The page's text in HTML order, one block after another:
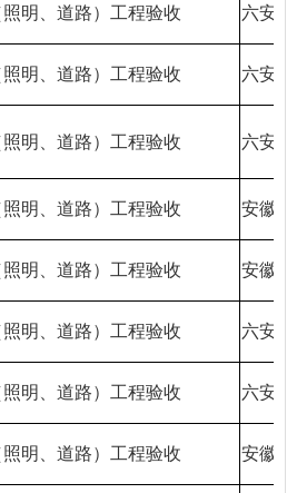
明、道路）工程验收 六安
明、道路）工程验收 六安
明、道路）工程验收 六安
明、道路）工程验收 安徽
明、道路）工程验收 安徽
明、道路）工程验收 六安
明、道路）工程验收 六安
明、道路）工程验收 安徽